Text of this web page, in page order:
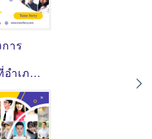
าร
ำเภอ
รูสอน